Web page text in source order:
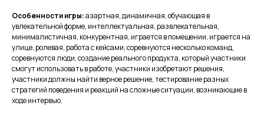
Особенности игры:азартная, динамичная, обучающая в
увлекательной форме, интеллектуальная, развлекательная,
минималистичная, конкурентная, играется в помещении, играется на
улице, ролевая, работа с кейсами, соревнуются несколько команд,
соревнуются люди, создание реального продукта, который участники
смогут использовать в работе, участники изобретают решения,
участники должны найти верное решение, тестирование разных
стратегий поведения и реакций на сложные ситуации, возникающие в
ходе интервью.